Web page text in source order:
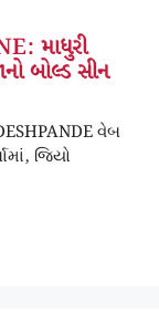
માધુરી
બોલ્ડ સીન
વેબ
જિયો